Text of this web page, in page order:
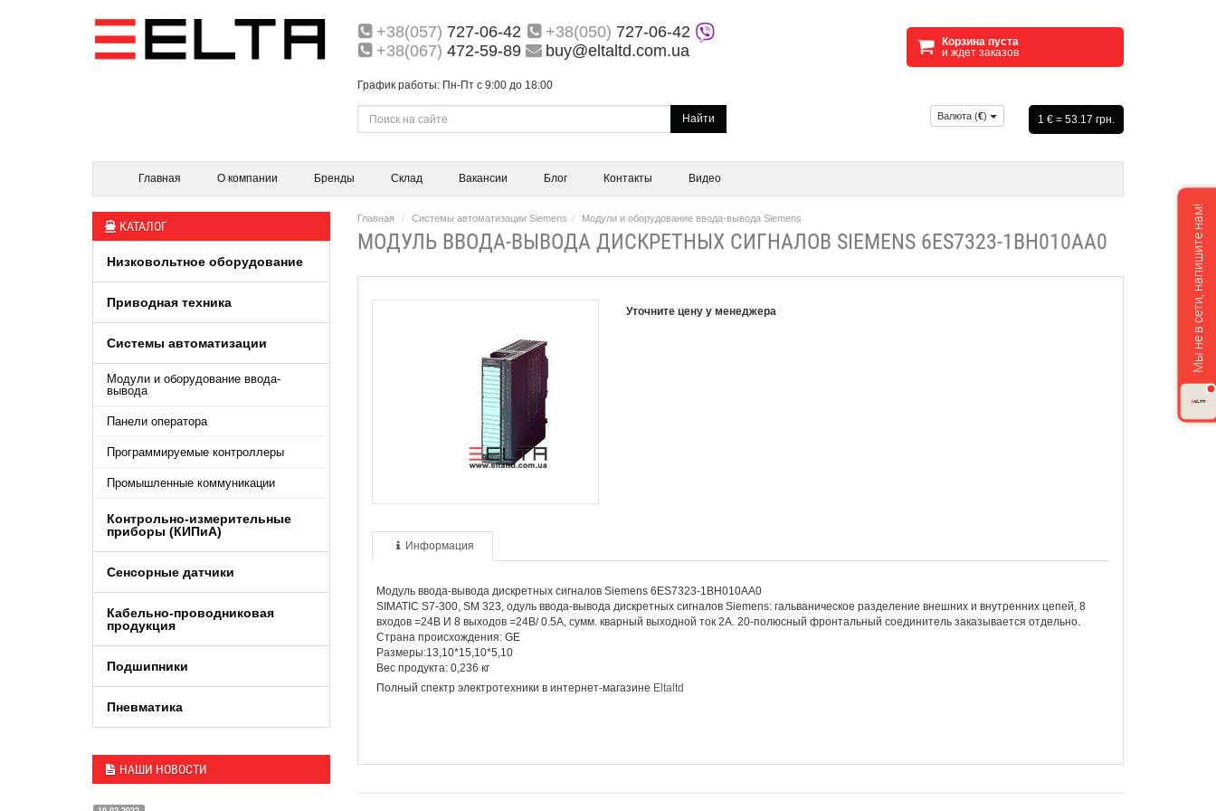
+38(057) 727-06-42 +38(050) 727-06-42
+38(067) 472-59-89 buy@eltaltd.com.ua
График работы: Пн-Пт с 9:00 до 18:00
Корзина пуста
и ждет заказов
Найти Валюта (€) 1 € = 53.17 грн.
Главная О компании Бренды Склад Вакансии Блог Контакты Видео
КАТАЛОГ
Низковольтное оборудование
Приводная техника
Системы автоматизации
Модули и оборудование ввода-
вывода
Панели оператора
Программируемые контроллеры
Промышленные коммуникации
Контрольно-измерительные
приборы (КИПиA)
Сенсорные датчики
Кабельно-проводниковая
продукция
Подшипники
Пневматика
НАШИ НОВОСТИ
Главная Системы автоматизации Siemens Модули и оборудование ввода-вывода Siemens
МОДУЛЬ ВВОДА-ВЫВОДА ДИСКРЕТНЫХ СИГНАЛОВ SIEMENS 6ES7323-1BH010AA0
Уточните цену у менеджера
Информация
Модуль ввода-вывода дискретных сигналов Siemens 6ES7323-1BH010AA0
SIMATIC S7-300, SM 323, одуль ввода-вывода дискретных сигналов Siemens: гальваническое разделение внешних и внутренних цепей, 8
входов =24В И 8 выходов =24В/ 0.5A, сумм. кварный выходной ток 2A. 20-полюсный фронтальный соединитель заказывается отдельно.
Страна происхождения: GE
Размеры:13,10*15,10*5,10
Вес продукта: 0,236 кг
Полный спектр электротехники в интернет-магазине Eltaltd
Мы не в сети, напишите нам!